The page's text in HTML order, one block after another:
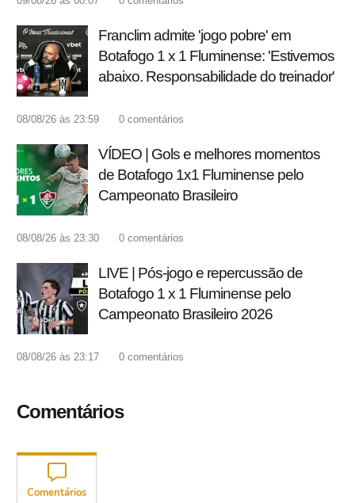
Franclim admite 'jogo pobre' em
Botafogo 1 x 1 Fluminense: 'Estivemos
abaixo. Responsabilidade do treinador'
08/08/26 às 23:59 0 comentários
VÍDEO | Gols e melhores momentos
de Botafogo 1x1 Fluminense pelo
Campeonato Brasileiro
08/08/26 às 23:30 0 comentários
LIVE | Pós-jogo e repercussão de
Botafogo 1 x 1 Fluminense pelo
Campeonato Brasileiro 2026
08/08/26 às 23:17 0 comentários
Comentários